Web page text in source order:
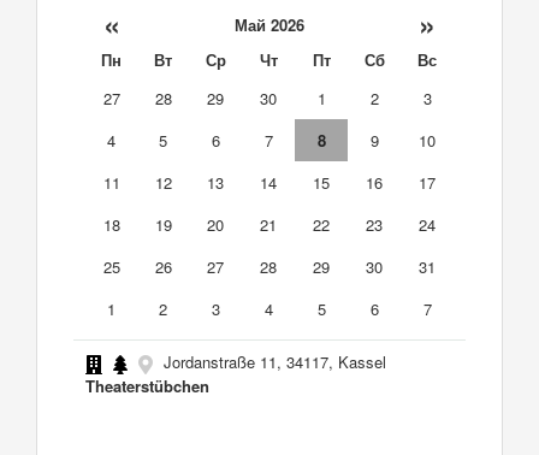
« Май 2026 »
Пн Вт Ср Чт Пт Сб
Вс
27
28 29 30 1 2
3
4
5 6 7 8 9
10
11
12 13 14 15 16
17
18
19 20 21 22 23
24
25
26 27 28 29 30
31
1
2 3 4 5 6 7
Jordanstraße 11, 34117, Kassel
Theaterstübchen